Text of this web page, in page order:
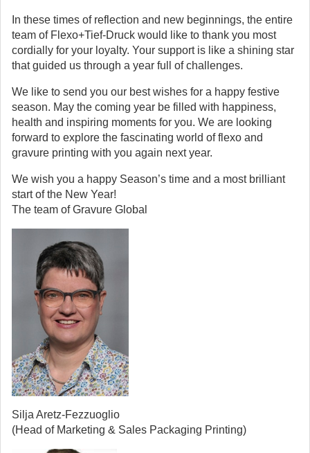
In these times of reflection and new beginnings, the entire
team of Flexo+Tief-Druck would like to thank you most
cordially for your loyalty. Your support is like a shining star
that guided us through a year full of challenges.
We like to send you our best wishes for a happy festive
season. May the coming year be filled with happiness,
health and inspiring moments for you. We are looking
forward to explore the fascinating world of flexo and
gravure printing with you again next year.
We wish you a happy Season’s time and a most brilliant
start of the New Year!
The team of Gravure Global
Silja Aretz-Fezzuoglio
(Head of Marketing & Sales Packaging Printing)